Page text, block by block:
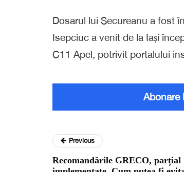
Dosarul lui Secureanu a fost
Isepciuc a venit de la Iași
C11 Apel, potrivit portalului
Abonare
Previous
Recomandările GRECO, parțial